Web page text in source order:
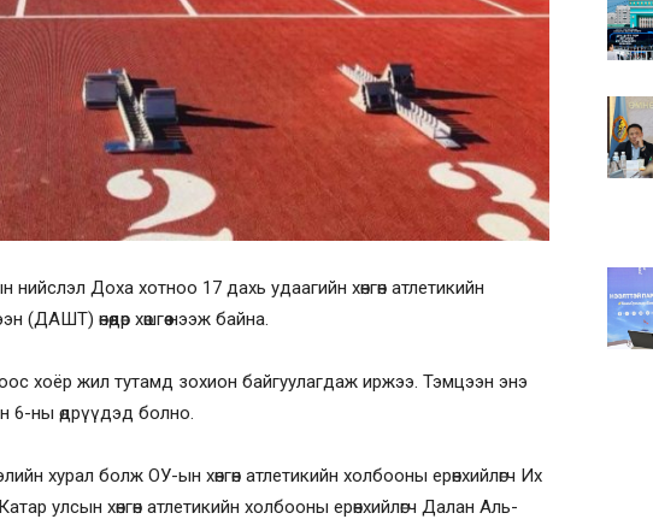
Доха хотноо 17 дахь удаагийн хөнгөн атлетикийн
өнөөдөр хөшгөө нээж байна.
хоёр жил тутамд зохион байгуулагдаж иржээ. Тэмцээн энэ
6-ны өдрүүдэд болно.
хурал болж ОУ-ын хөнгөн атлетикийн холбооны ерөнхийлөгч Их
улсын хөнгөн атлетикийн холбооны ерөнхийлөгч Далан Аль-